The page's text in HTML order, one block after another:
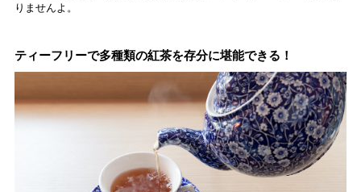
りませんよ。
ティーフリーで多種類の紅茶を存分に堪能できる！